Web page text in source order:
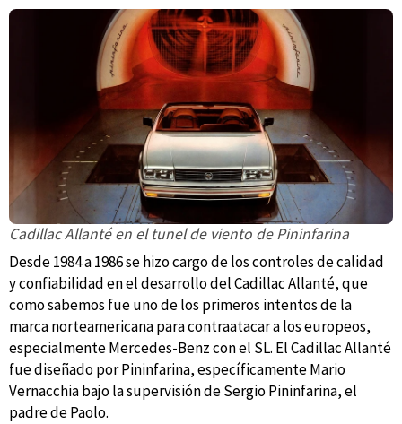
Cadillac Allanté en el tunel de viento de Pininfarina
Desde 1984 a 1986 se hizo cargo de los controles de calidad
y confiabilidad en el desarrollo del Cadillac Allanté, que
como sabemos fue uno de los primeros intentos de la
marca norteamericana para contraatacar a los europeos,
especialmente Mercedes-Benz con el SL. El Cadillac Allanté
fue diseñado por Pininfarina, específicamente Mario
Vernacchia bajo la supervisión de Sergio Pininfarina, el
padre de Paolo.